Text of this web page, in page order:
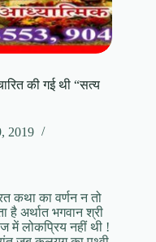
की गई थी “सत्य
2019
कथा का वर्णन न तो
है अर्थात भगवान श्री
में लोकप्रिय नहीं थी !